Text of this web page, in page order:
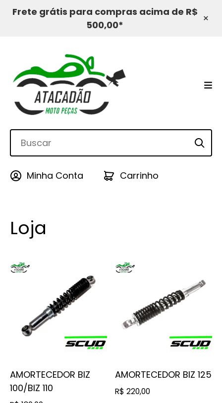
Frete grátis para compras acima de R$
500,00*
×
Minha Conta Carrinho
Loja
AMORTECEDOR BIZ
100/BIZ 110
AMORTECEDOR BIZ 125
R$ 220,00